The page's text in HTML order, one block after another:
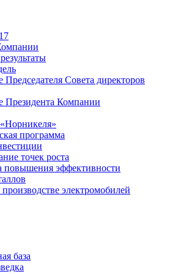
Совета директоров
Президента Компании
программа
точек роста
повышения эффективности
электромобилей
база